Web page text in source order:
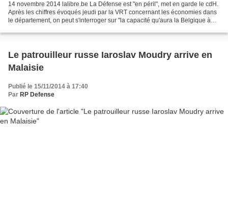
14 novembre 2014 lalibre.be La Défense est "en péril", met en garde le cdH.
Après les chiffres évoqués jeudi par la VRT concernant les économies dans
le département, on peut s'interroger sur "la capacité qu'aura la Belgique à
Le patrouilleur russe Iaroslav Moudry arrive en
Malaisie
Publié le 15/11/2014 à 17:40
Par RP Defense